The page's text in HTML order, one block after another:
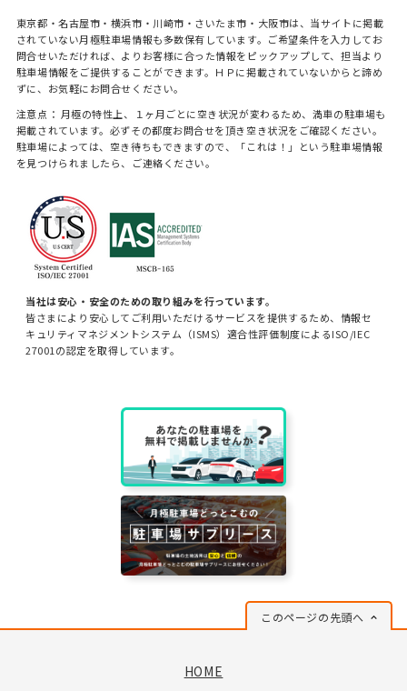
東京都・名古屋市・横浜市・川崎市・さいたま市・大阪市は、当サイトに掲載
されていない月極駐車場情報も多数保有しています。ご希望条件を入力してお
問合せいただければ、よりお客様に合った情報をピックアップして、担当より
駐車場情報をご提供することができます。ＨＰに掲載されていないからと諦め
ずに、お気軽にお問合せください。
注意点： 月極の特性上、１ヶ月ごとに空き状況が変わるため、満車の駐車場も
掲載されています。必ずその都度お問合せを頂き空き状況をご確認ください。
駐車場によっては、空き待ちもできますので、「これは！」という駐車場情報
を見つけられましたら、ご連絡ください。
当社は安心・安全のための取り組みを行っています。
皆さまにより安心してご利用いただけるサービスを提供するため、情報セ
キュリティマネジメントシステム（ISMS）適合性評価制度によるISO/IEC
27001の認定を取得しています。
このページの先頭へ
HOME